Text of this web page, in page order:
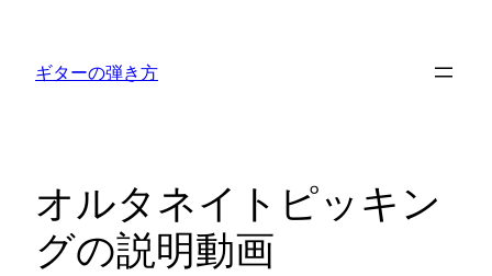
ギターの弾き方
オルタネイトピッキン
グの説明動画